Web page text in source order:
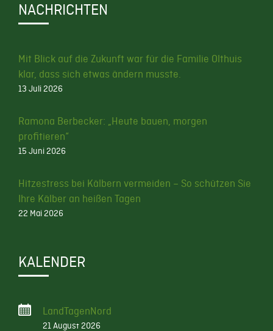
NACHRICHTEN
Mit Blick auf die Zukunft war für die Familie Olthuis
klar, dass sich etwas ändern musste.
13 Juli 2026
Ramona Berbecker: „Heute bauen, morgen
profitieren“
15 Juni 2026
Hitzestress bei Kälbern vermeiden – So schützen Sie
Ihre Kälber an heißen Tagen
22 Mai 2026
KALENDER
LandTagenNord
21 August 2026